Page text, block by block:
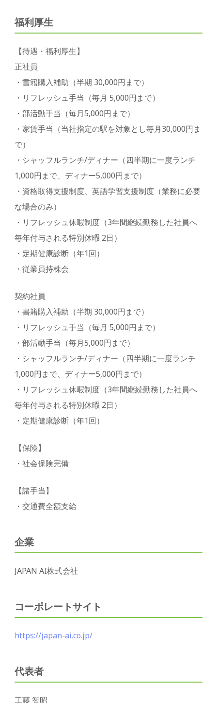
福利厚生
【待遇・福利厚生】
正社員
・書籍購入補助（半期 30,000円まで）
・リフレッシュ手当（毎月 5,000円まで）
・部活動手当（毎月5,000円まで）
・家賃手当（当社指定の駅を対象とし毎月30,000円ま
で）
・シャッフルランチ/ディナー（四半期に一度ランチ
1,000円まで、ディナー5,000円まで）
・資格取得支援制度、英語学習支援制度（業務に必要
な場合のみ）
・リフレッシュ休暇制度（3年間継続勤務した社員へ
毎年付与される特別休暇 2日）
・定期健康診断（年1回）
・従業員持株会
契約社員
・書籍購入補助（半期 30,000円まで）
・リフレッシュ手当（毎月 5,000円まで）
・部活動手当（毎月5,000円まで）
・シャッフルランチ/ディナー（四半期に一度ランチ
1,000円まで、ディナー5,000円まで）
・リフレッシュ休暇制度（3年間継続勤務した社員へ
毎年付与される特別休暇 2日）
・定期健康診断（年1回）
【保険】
・社会保険完備
【諸手当】
・交通費全額支給
企業
JAPAN AI株式会社
コーポレートサイト
https://japan-ai.co.jp/
代表者
工藤 智昭